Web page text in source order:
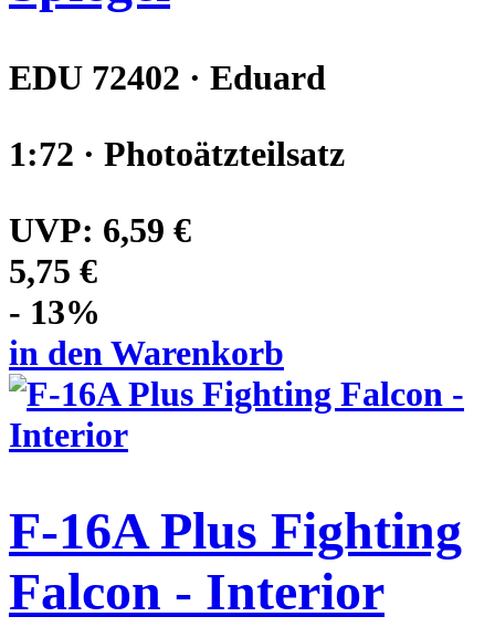
EDU 72402 · Eduard
1:72 · Photoätzteilsatz
UVP: 6,59 €
5,75 €
- 13%
in den Warenkorb
F-16A Plus Fighting
Falcon - Interior